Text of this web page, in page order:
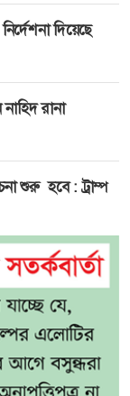
দিয়েছে
রানা
শুরু হবে : ট্রাম্প